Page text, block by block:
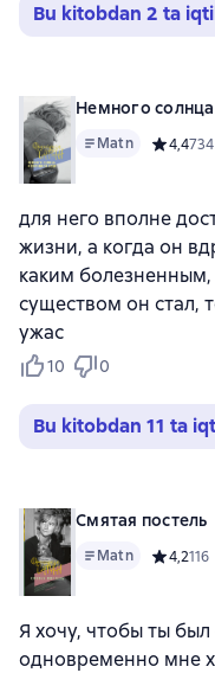
Bu kitobdan 2 ta
Немного
Matn Средний
4,4734
для него вполне
жизни, а когда он
каким
существом он стал,
ужас
10 0
Bu kitobdan 11 ta
Смятая постель
Matn Средний
4,2116
Я хочу, чтобы ты
одновременно мне